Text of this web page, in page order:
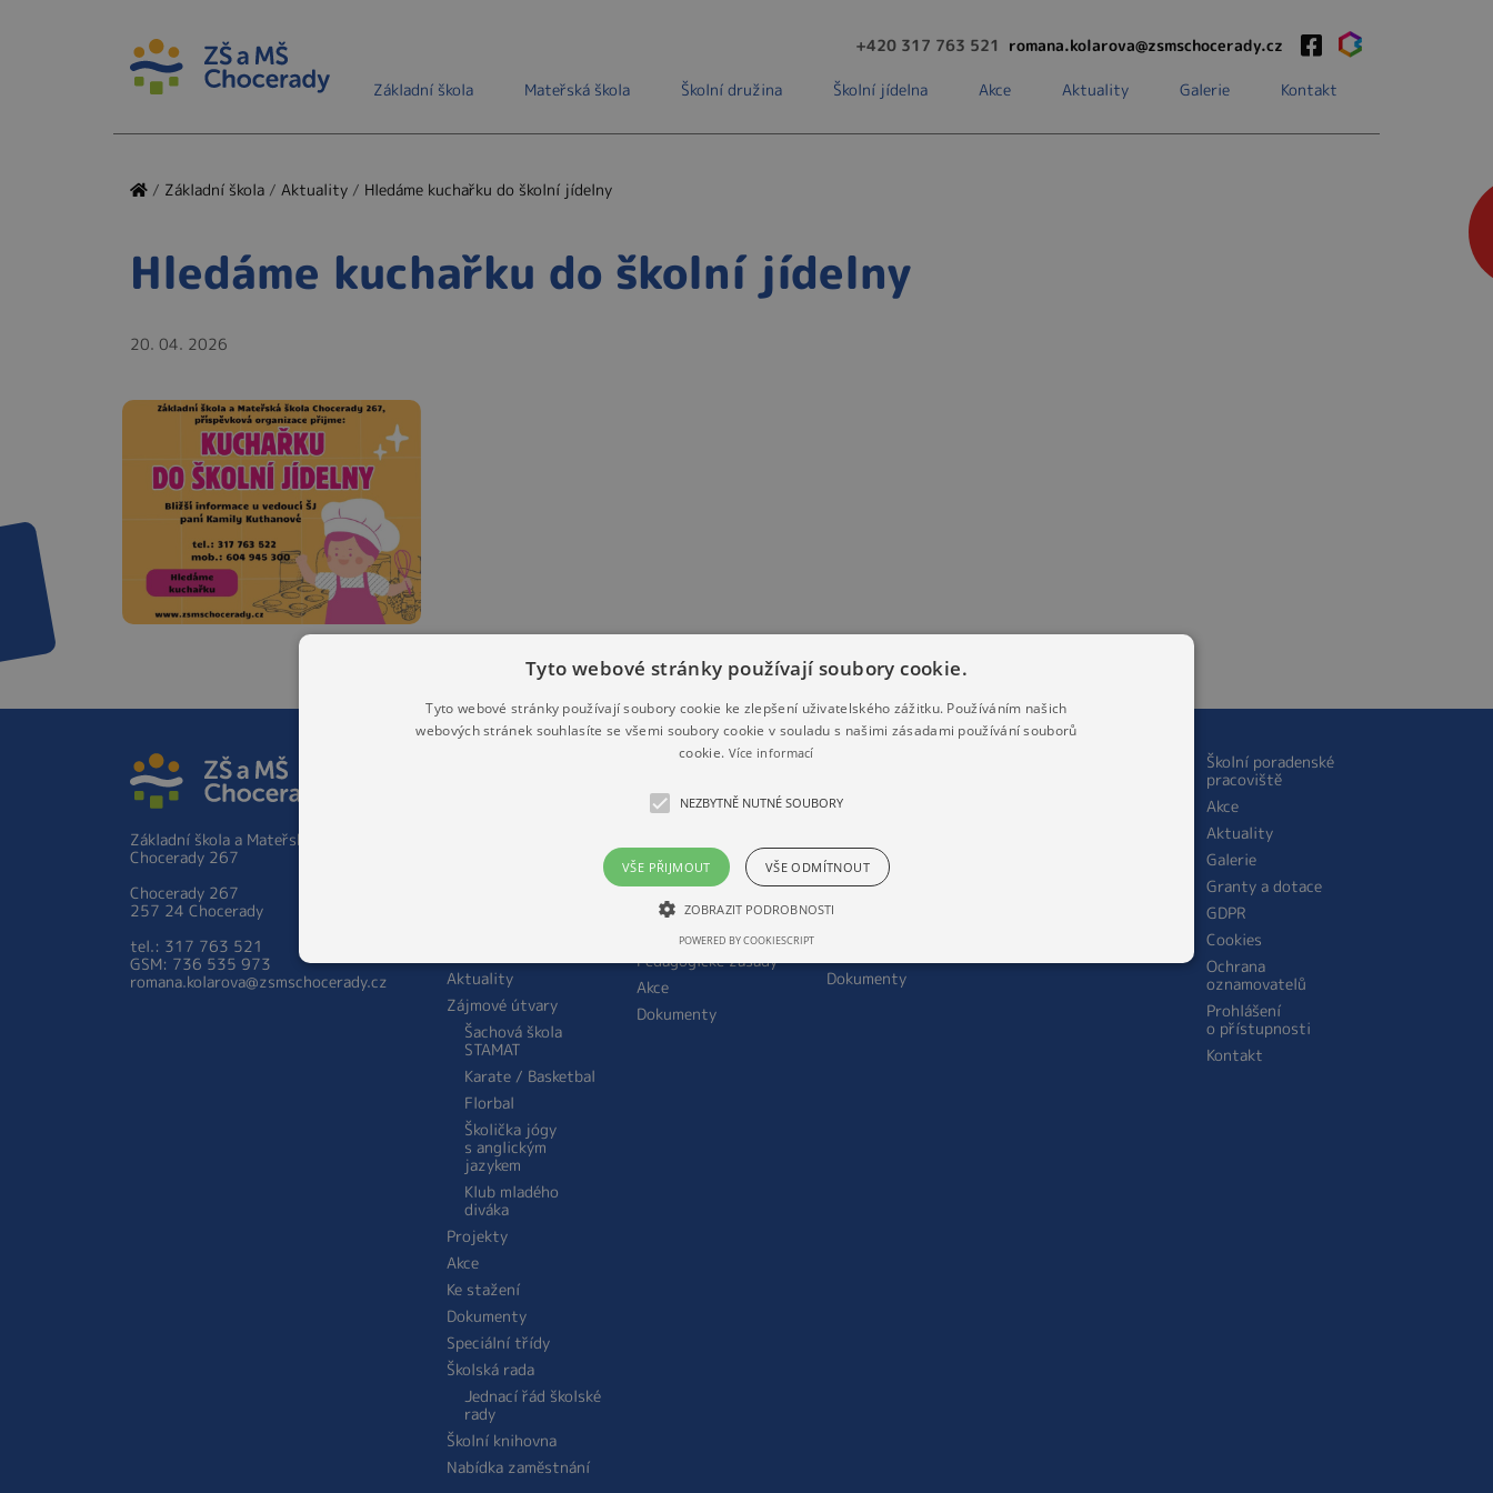
+420 317 763 521 romana.kolarova@zsmschocerady.cz
Základní škola Mateřská škola Školní družina Školní jídelna Akce Aktuality Galerie Kontakt
/ Základní škola / Aktuality / Hledáme kuchařku do školní jídelny
Hledáme kuchařku do školní jídelny
20. 04. 2026
Základní škola a Mateřská škola
Chocerady 267
Chocerady 267
257 24 Chocerady
tel.: 317 763 521
GSM: 736 535 973
romana.kolarova@zsmschocerady.cz
Aktuality
Zájmové útvary
Šachová škola
STAMAT
Karate / Basketbal
Florbal
Školička jógy
s anglickým
jazykem
Klub mladého
diváka
Projekty
Akce
Ke stažení
Dokumenty
Speciální třídy
Školská rada
Jednací řád školské
rady
Školní knihovna
Nabídka zaměstnání
MATEŘSKÁ ŠKOLA
O mateřské škole
Personální obsazení
Aktuality
Péče o zdraví
a rozvoj dítěte
Práva dětí a rodičů
Pedagogické zásady
Akce
Dokumenty
družiny / provozní
O školní družině
Personální obsazení
Dokumenty
Školní poradenské
pracoviště
Akce
Aktuality
Galerie
Granty a dotace
GDPR
Cookies
Ochrana
oznamovatelů
Prohlášení
o přístupnosti
Kontakt
Tyto webové stránky používají soubory cookie.
Tyto webové stránky používají soubory cookie ke zlepšení uživatelského zážitku. Používáním našich
webových stránek souhlasíte se všemi soubory cookie v souladu s našimi zásadami používání souborů
cookie. Více informací
NEZBYTNĚ NUTNÉ SOUBORY
VŠE PŘIJMOUT VŠE ODMÍTNOUT
ZOBRAZIT PODROBNOSTI
POWERED BY COOKIESCRIPT